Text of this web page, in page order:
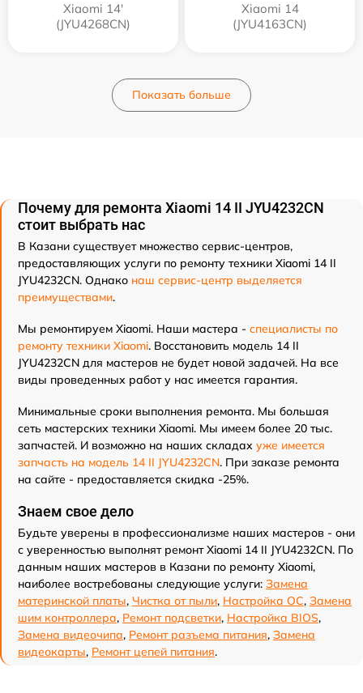
Xiaomi 14'
(JYU4268CN)
Xiaomi 14
(JYU4163CN)
Показать больше
Почему для ремонта Xiaomi 14 II JYU4232CN
стоит выбрать нас
В Казани существует множество сервис-центров,
предоставляющих услуги по ремонту техники Xiaomi 14 II
JYU4232CN. Однако наш сервис-центр выделяется
преимуществами.
Мы ремонтируем Xiaomi. Наши мастера - специалисты по
ремонту техники Xiaomi. Восстановить модель 14 II
JYU4232CN для мастеров не будет новой задачей. На все
виды проведенных работ у нас имеется гарантия.
Минимальные сроки выполнения ремонта. Мы большая
сеть мастерских техники Xiaomi. Мы имеем более 20 тыс.
запчастей. И возможно на наших складах уже имеется
запчасть на модель 14 II JYU4232CN. При заказе ремонта
на сайте - предоставляется скидка -25%.
Знаем свое дело
Будьте уверены в профессионализме наших мастеров - они
с уверенностью выполнят ремонт Xiaomi 14 II JYU4232CN. По
данным наших мастеров в Казани по ремонту Xiaomi,
наиболее востребованы следующие услуги: Замена
материнской платы, Чистка от пыли, Настройка ОС, Замена
шим контроллера, Ремонт подсветки, Настройка BIOS,
Замена видеочипа, Ремонт разъема питания, Замена
видеокарты, Ремонт цепей питания.